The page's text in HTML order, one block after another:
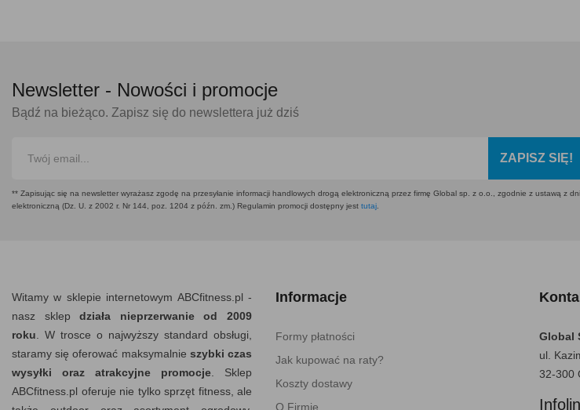
Newsletter - Nowości i promocje
Bądź na bieżąco. Zapisz się do newslettera już dziś
ZAPISZ SIĘ!
** Zapisując się na newsletter wyrażasz zgodę na przesyłanie informacji handlowych drogą elektroniczną przez firmę Global sp. z o.o., zgodnie z ustawą z
elektroniczną (Dz. U. z 2002 r. Nr 144, poz. 1204 z późn. zm.) Regulamin promocji dostępny jest tutaj
Witamy w sklepie internetowym ABCfitness.pl -
nasz sklepdziała nieprzerwanie od 2009
roku . W trosce o najwyższy standard obsługi,
staramy się oferować maksymalnie szybki czas
wysyłki oraz atrakcyjne promocje . Sklep
ABCfitness.pl oferuje nie tylko sprzęt fitness, ale
Informacje
Formy płatności
Jak kupować na raty?
Koszty dostawy
O Firmie
Global
ul.
32-300